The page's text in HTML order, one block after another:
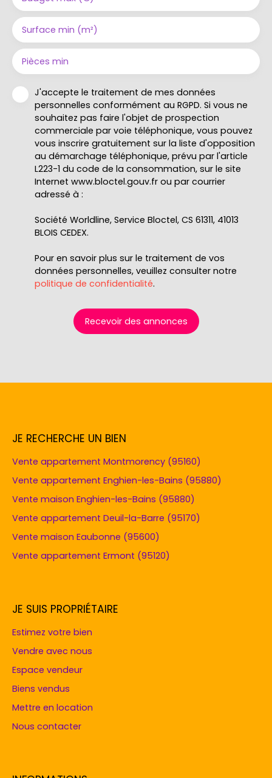
Surface min (m²)
Pièces min
J'accepte le traitement de mes données
personnelles conformément au RGPD. Si vous ne
souhaitez pas faire l'objet de prospection
commerciale par voie téléphonique, vous pouvez
vous inscrire gratuitement sur la liste d'opposition
au démarchage téléphonique, prévu par l'article
L223-1 du code de la consommation, sur le site
Internet www.bloctel.gouv.fr ou par courrier
adressé à :
Société Worldline, Service Bloctel, CS 61311, 41013
BLOIS CEDEX.
Pour en savoir plus sur le traitement de vos
données personnelles, veuillez consulter notre
politique de confidentialité.
Recevoir des annonces
JE RECHERCHE UN BIEN
Vente appartement Montmorency (95160)
Vente appartement Enghien-les-Bains (95880)
Vente maison Enghien-les-Bains (95880)
Vente appartement Deuil-la-Barre (95170)
Vente maison Eaubonne (95600)
Vente appartement Ermont (95120)
JE SUIS PROPRIÉTAIRE
Estimez votre bien
Vendre avec nous
Espace vendeur
Biens vendus
Mettre en location
Nous contacter